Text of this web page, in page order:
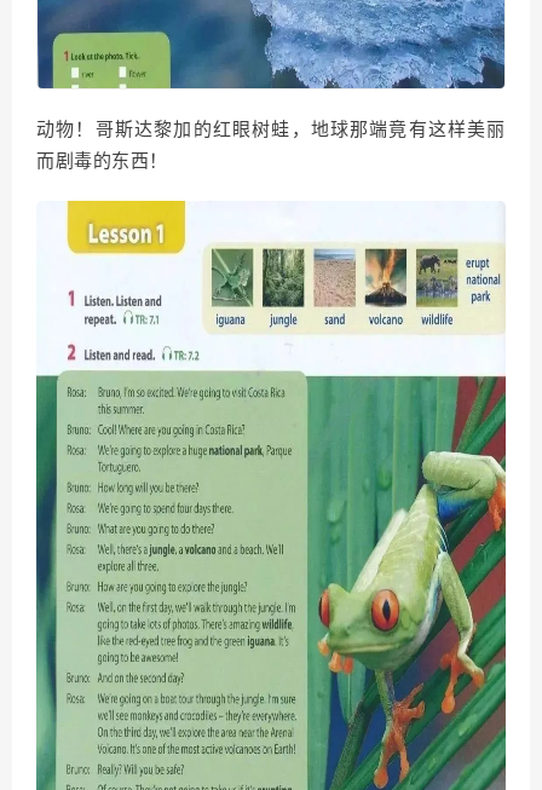
动物！哥斯达黎加的红眼树蛙，地球那端竟有这样美丽
而剧毒的东西！